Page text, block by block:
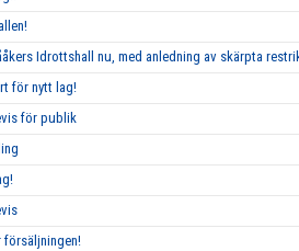
Idrottshall nu, med anledning av skärpta
för nytt lag!
för publik
försäljningen!